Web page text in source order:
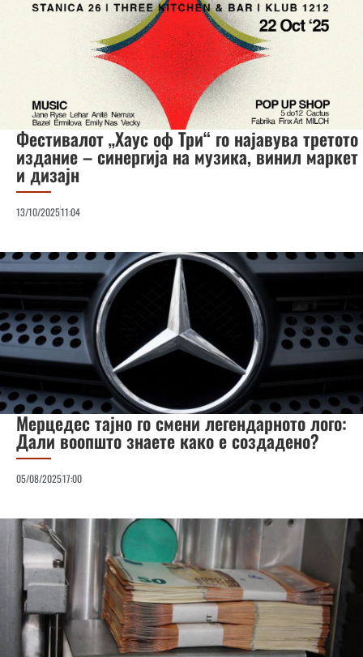
Фестивалот „Хаус оф Три“ го најавува третото
издание – синергија на музика, винил маркет
и дизајн
13/10/202511:04
Мерцедес тајно го смени легендарното лого:
Дали воопшто знаете како е создадено?
05/08/202517:00